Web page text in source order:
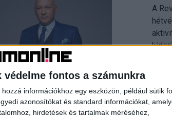
védelme fontos a számunkra
információkhoz egy eszközön, például sütik
azonosítókat és standard információkat,
hirdetések és tartalmak méréséhez,
Az álommeló, már lehet
A